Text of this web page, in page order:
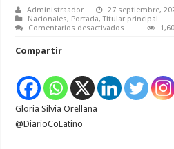
Administraador
27 septiembre,
Nacionales, Portada,Titular principal
Comentarios desactivados
presentan
530
nuevos
Compartir
Gloria Silvia Orellana
@DiarioCoLatino